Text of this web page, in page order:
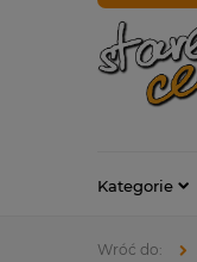
Kategorie